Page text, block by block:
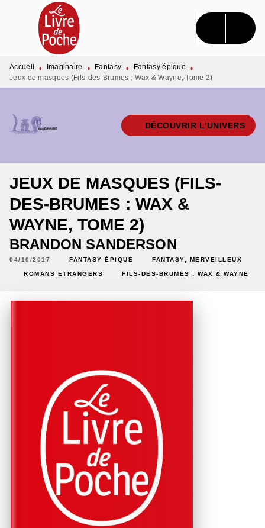
MENU RECHERCHE CONTENU
PIED DE PAGE
Accueil • Imaginaire • Fantasy • Fantasy épique
•
Jeux de masques (Fils-des-Brumes : Wax & Wayne, Tome 2)
DÉCOUVRIR L'UNIVERS
JEUX DE MASQUES (FILS-
DES-BRUMES : WAX &
WAYNE, TOME 2)
BRANDON SANDERSON
04/10/2017 FANTASY ÉPIQUE FANTASY, MERVEILLEUX
ROMANS ÉTRANGERS FILS-DES-BRUMES : WAX & WAYNE